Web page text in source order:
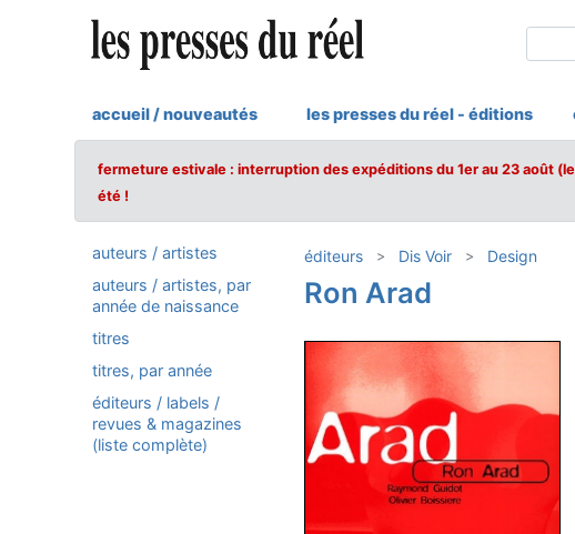
accueil / nouveautés les presses du réel - éditions
fermeture estivale : interruption des expéditions du 1er au 23 août
été !
auteurs / artistes
auteurs / artistes, par
année de naissance
titres
titres, par année
éditeurs / labels /
revues & magazines
(liste complète)
éditeurs Dis Voir Design
Ron Arad